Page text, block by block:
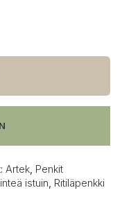
Artek, Penkit
istuin Ritiläpenkki